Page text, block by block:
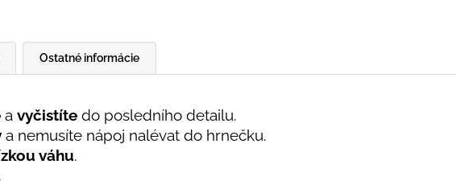
Ostatné informácie
a vyčistíte do posledního detailu.
a nemusíte nápoj nalévat do hrnečku.
váhu.